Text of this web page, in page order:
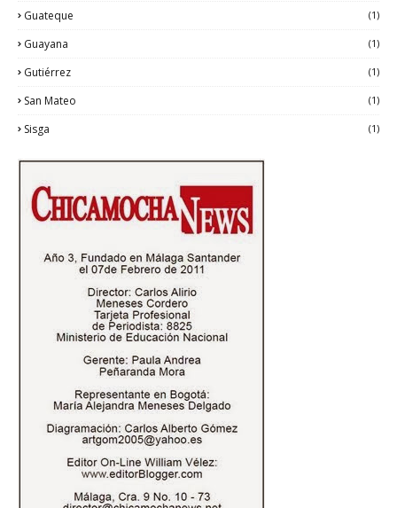
Guateque (1)
Guayana (1)
Gutiérrez (1)
San Mateo (1)
Sisga (1)